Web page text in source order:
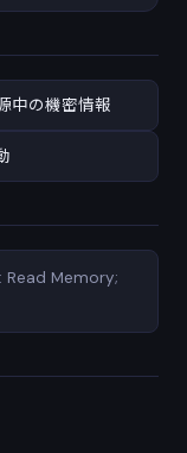
中の機密情報
Memory;